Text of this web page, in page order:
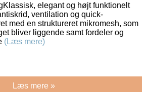
elegant og højt funktionelt
ventilation og quick-
med en struktureret mikromesh, som
bliver liggende samt fordeler og
(Læs mere)
Læs mere »